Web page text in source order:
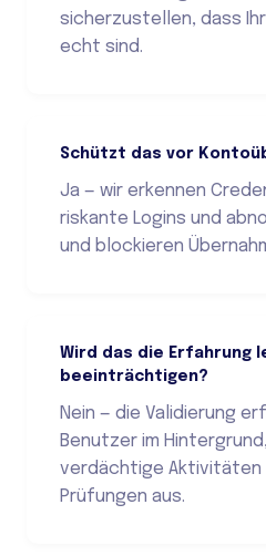
sicherzustellen, dass
echt sind.
Schützt das vor
Ja — wir erkennen
riskante Logins und
und blockieren
Wird das die Erfahrung
beeinträchtigen?
Nein — die Validierung
Benutzer im
verdächtige Aktivitäten
Prüfungen aus.